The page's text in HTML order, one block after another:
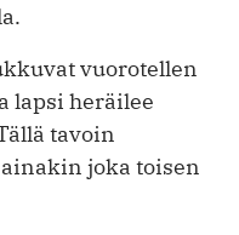
vuorotellen
lapsi heräilee
tavoin
joka toisen